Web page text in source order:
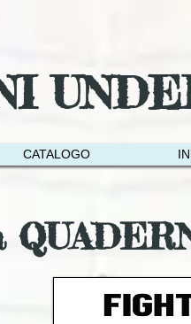
CATALOGO